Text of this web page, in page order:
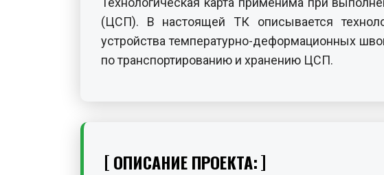
(ЦСП). В настоящей ТК описывается
устройства температурно-деформационных
по транспортированию и хранению ЦСП.
ОПИСАНИЕ ПРОЕКТА: